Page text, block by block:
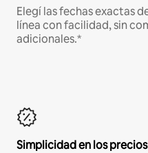
Elegí las fechas exactas
línea con facilidad, sin
adicionales.*
Simplicidad en los